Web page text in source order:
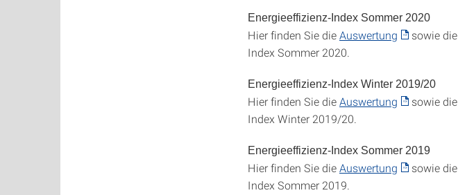
Energieeffizienz-Index Sommer 2020
Hier finden Sie dieAuswertung sowie die
Index Sommer 2020.
Energieeffizienz-Index Winter 2019/20
Hier finden Sie dieAuswertung sowie die
Index Winter 2019/20.
Energieeffizienz-Index Sommer 2019
Hier finden Sie dieAuswertung sowie die
Index Sommer 2019.